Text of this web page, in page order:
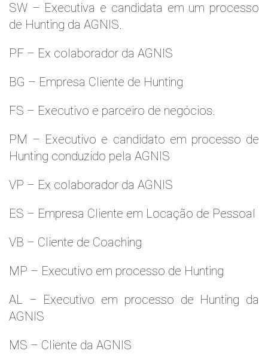
SW – Executiva e candidata em um processo
de Hunting da AGNIS.
PF – Ex colaborador da AGNIS
BG – Empresa Cliente de Hunting
FS – Executivo e parceiro de negócios.
PM – Executivo e candidato em processo de
Hunting conduzido pela AGNIS
VP – Ex colaborador da AGNIS
ES – Empresa Cliente em Locação de Pessoal
VB – Cliente de Coaching
MP – Executivo em processo de Hunting
AL – Executivo em processo de Hunting da
AGNIS
MS – Cliente da AGNIS